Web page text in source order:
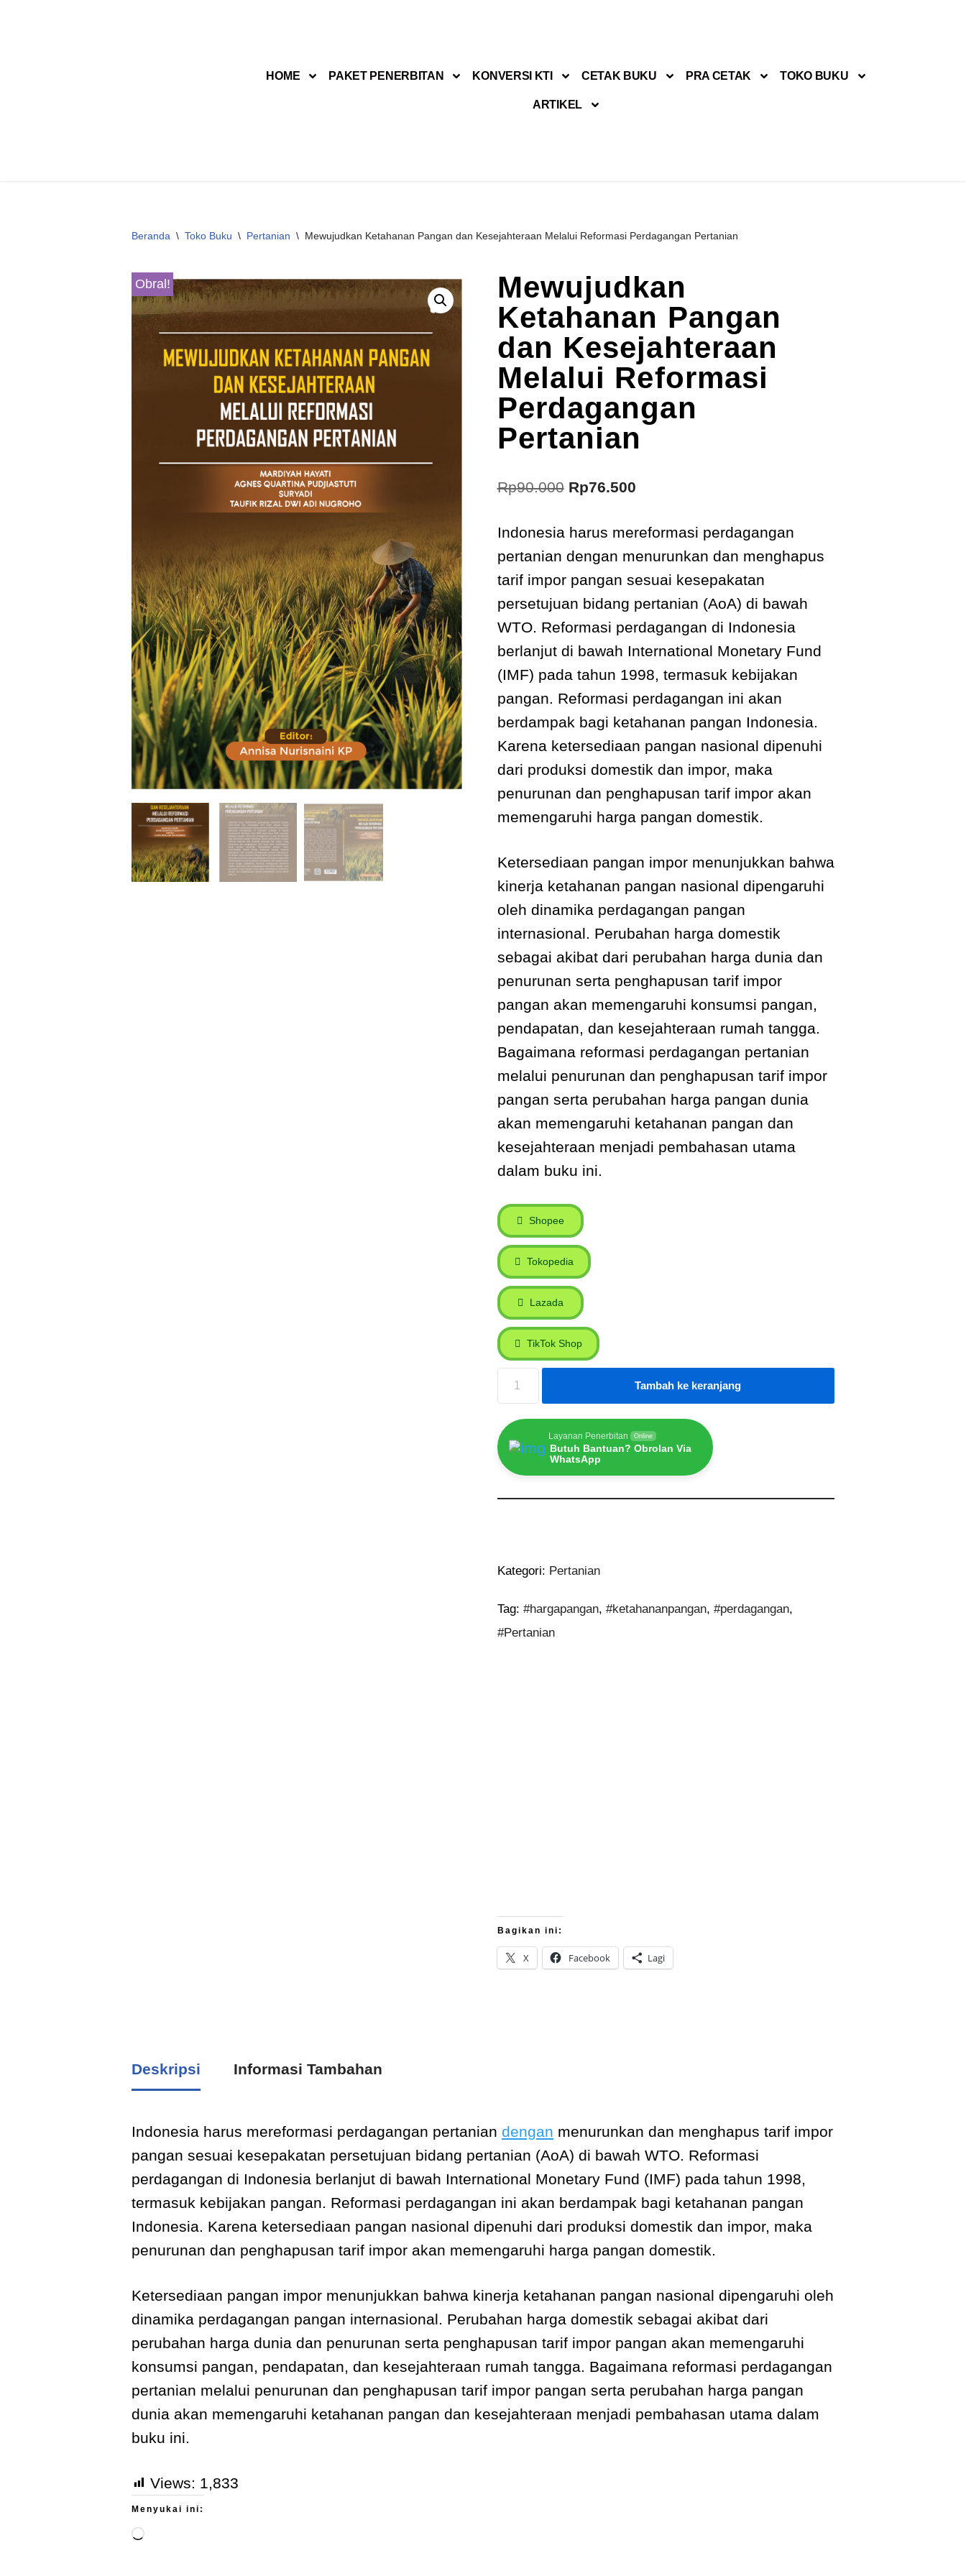
HOME PAKET PENERBITAN KONVERSI KTI CETAK BUKU PRA CETAK TOKO BUKU
ARTIKEL
Beranda \ Toko Buku \ Pertanian \ Mewujudkan Ketahanan Pangan dan Kesejahteraan Melalui Reformasi Perdagangan Pertanian
Obral!
Mewujudkan
Ketahanan Pangan
dan Kesejahteraan
Melalui Reformasi
Perdagangan
Pertanian
Rp90.000 Rp76.500
Indonesia harus mereformasi perdagangan
pertanian dengan menurunkan dan menghapus
tarif impor pangan sesuai kesepakatan
persetujuan bidang pertanian (AoA) di bawah
WTO. Reformasi perdagangan di Indonesia
berlanjut di bawah International Monetary Fund
(IMF) pada tahun 1998, termasuk kebijakan
pangan. Reformasi perdagangan ini akan
berdampak bagi ketahanan pangan Indonesia.
Karena ketersediaan pangan nasional dipenuhi
dari produksi domestik dan impor, maka
penurunan dan penghapusan tarif impor akan
memengaruhi harga pangan domestik.
Ketersediaan pangan impor menunjukkan bahwa
kinerja ketahanan pangan nasional dipengaruhi
oleh dinamika perdagangan pangan
internasional. Perubahan harga domestik
sebagai akibat dari perubahan harga dunia dan
penurunan serta penghapusan tarif impor
pangan akan memengaruhi konsumsi pangan,
pendapatan, dan kesejahteraan rumah tangga.
Bagaimana reformasi perdagangan pertanian
melalui penurunan dan penghapusan tarif impor
pangan serta perubahan harga pangan dunia
akan memengaruhi ketahanan pangan dan
kesejahteraan menjadi pembahasan utama
dalam buku ini.
Shopee
Tokopedia
Lazada
TikTok Shop
Tambah ke keranjang
Layanan Penerbitan Online
Butuh Bantuan? Obrolan Via
WhatsApp
Kategori: Pertanian
Tag: #hargapangan, #ketahananpangan, #perdagangan,
#Pertanian
Bagikan ini:
X Facebook Lagi
Deskripsi Informasi Tambahan
Indonesia harus mereformasi perdagangan pertanian dengan menurunkan dan menghapus tarif impor
pangan sesuai kesepakatan persetujuan bidang pertanian (AoA) di bawah WTO. Reformasi
perdagangan di Indonesia berlanjut di bawah International Monetary Fund (IMF) pada tahun 1998,
termasuk kebijakan pangan. Reformasi perdagangan ini akan berdampak bagi ketahanan pangan
Indonesia. Karena ketersediaan pangan nasional dipenuhi dari produksi domestik dan impor, maka
penurunan dan penghapusan tarif impor akan memengaruhi harga pangan domestik.
Ketersediaan pangan impor menunjukkan bahwa kinerja ketahanan pangan nasional dipengaruhi oleh
dinamika perdagangan pangan internasional. Perubahan harga domestik sebagai akibat dari
perubahan harga dunia dan penurunan serta penghapusan tarif impor pangan akan memengaruhi
konsumsi pangan, pendapatan, dan kesejahteraan rumah tangga. Bagaimana reformasi perdagangan
pertanian melalui penurunan dan penghapusan tarif impor pangan serta perubahan harga pangan
dunia akan memengaruhi ketahanan pangan dan kesejahteraan menjadi pembahasan utama dalam
buku ini.
Views: 1,833
Menyukai ini: